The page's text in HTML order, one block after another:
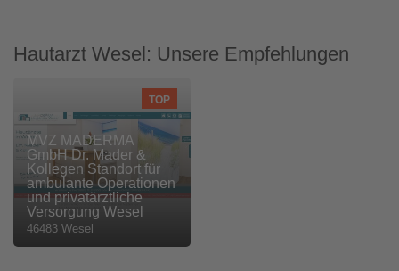
Hautarzt Wesel: Unsere Empfehlungen
TOP
MVZ MADERMA
GmbH Dr. Mader &
Kollegen Standort für
ambulante Operationen
und privatärztliche
Versorgung Wesel
46483 Wesel